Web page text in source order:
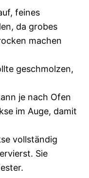
feines
da grobes
machen
geschmolzen,
je nach Ofen
im Auge, damit
vollständig
Sie